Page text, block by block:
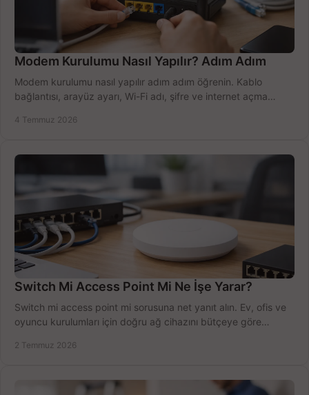
Modem Kurulumu Nasıl Yapılır? Adım Adım
Modem kurulumu nasıl yapılır adım adım öğrenin. Kablo
bağlantısı, arayüz ayarı, Wi-Fi adı, şifre ve internet açma
4 Temmuz 2026
Switch Mi Access Point Mi Ne İşe Yarar?
Switch mi access point mi sorusuna net yanıt alın. Ev, ofis ve
oyuncu kurulumları için doğru ağ cihazını bütçeye göre
2 Temmuz 2026